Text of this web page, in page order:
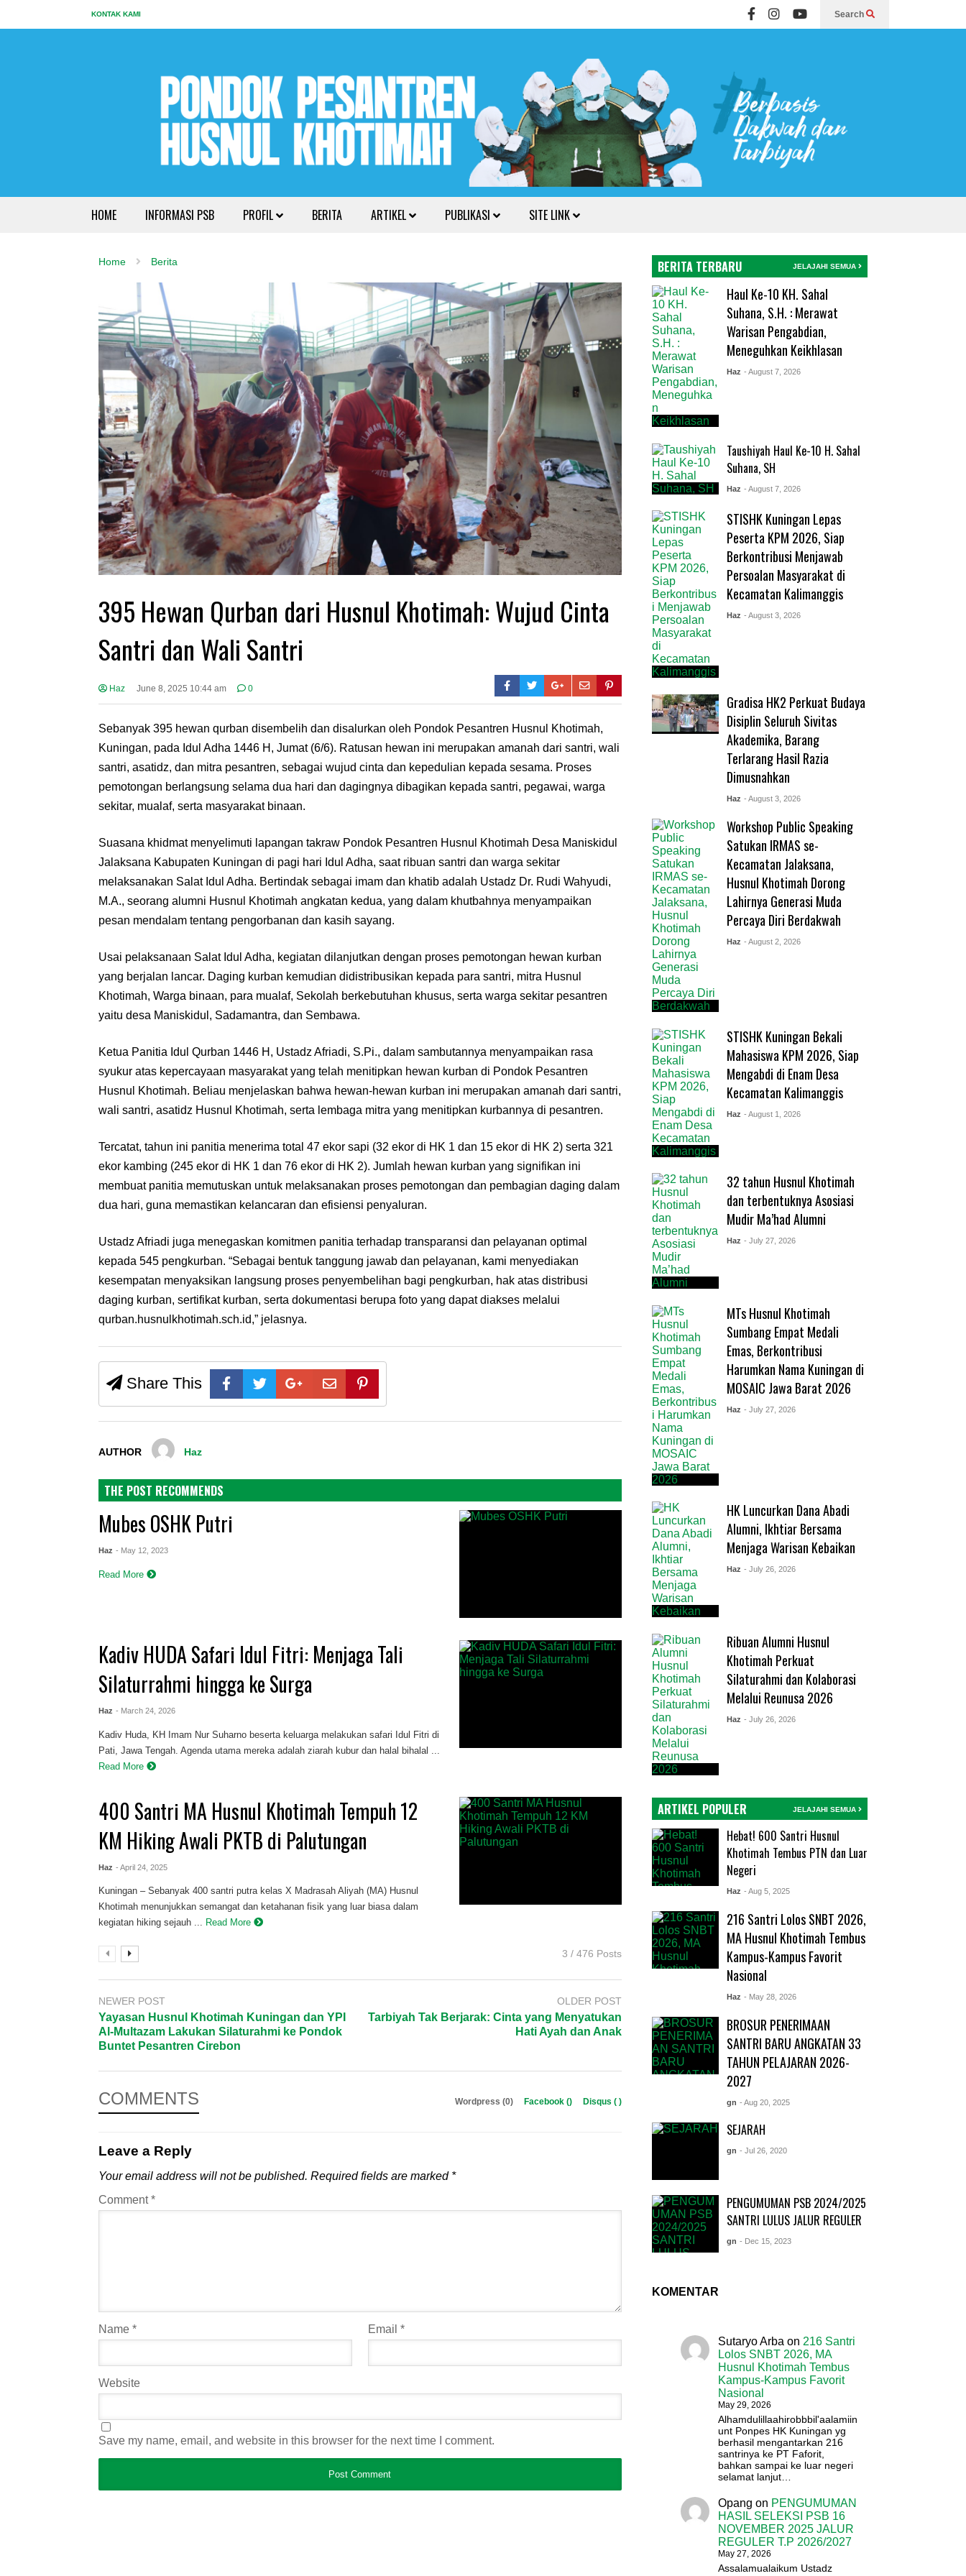
KONTAK KAMI Search
HOME INFORMASI PSB PROFIL BERITA ARTIKEL PUBLIKASI SITE LINK
Home Berita
395 Hewan Qurban dari Husnul Khotimah: Wujud Cinta
Santri dan Wali Santri
Haz June 8, 2025 10:44 am 0
Sebanyak 395 hewan qurban disembelih dan disalurkan oleh Pondok Pesantren Husnul Khotimah,
Kuningan, pada Idul Adha 1446 H, Jumat (6/6). Ratusan hewan ini merupakan amanah dari santri, wali
santri, asatidz, dan mitra pesantren, sebagai wujud cinta dan kepedulian kepada sesama. Proses
pemotongan berlangsung selama dua hari dan dagingnya dibagikan kepada santri, pegawai, warga
sekitar, mualaf, serta masyarakat binaan.
Suasana khidmat menyelimuti lapangan takraw Pondok Pesantren Husnul Khotimah Desa Maniskidul
Jalaksana Kabupaten Kuningan di pagi hari Idul Adha, saat ribuan santri dan warga sekitar
melaksanakan Salat Idul Adha. Bertindak sebagai imam dan khatib adalah Ustadz Dr. Rudi Wahyudi,
M.A., seorang alumni Husnul Khotimah angkatan kedua, yang dalam khutbahnya menyampaikan
pesan mendalam tentang pengorbanan dan kasih sayang.
Usai pelaksanaan Salat Idul Adha, kegiatan dilanjutkan dengan proses pemotongan hewan kurban
yang berjalan lancar. Daging kurban kemudian didistribusikan kepada para santri, mitra Husnul
Khotimah, Warga binaan, para mualaf, Sekolah berkebutuhan khusus, serta warga sekitar pesantren
yaitu desa Maniskidul, Sadamantra, dan Sembawa.
Ketua Panitia Idul Qurban 1446 H, Ustadz Afriadi, S.Pi., dalam sambutannya menyampaikan rasa
syukur atas kepercayaan masyarakat yang telah menitipkan hewan kurban di Pondok Pesantren
Husnul Khotimah. Beliau menjelaskan bahwa hewan-hewan kurban ini merupakan amanah dari santri,
wali santri, asatidz Husnul Khotimah, serta lembaga mitra yang menitipkan kurbannya di pesantren.
Tercatat, tahun ini panitia menerima total 47 ekor sapi (32 ekor di HK 1 dan 15 ekor di HK 2) serta 321
ekor kambing (245 ekor di HK 1 dan 76 ekor di HK 2). Jumlah hewan kurban yang signifikan ini
membuat panitia memutuskan untuk melaksanakan proses pemotongan dan pembagian daging dalam
dua hari, guna memastikan kelancaran dan efisiensi penyaluran.
Ustadz Afriadi juga menegaskan komitmen panitia terhadap transparansi dan pelayanan optimal
kepada 545 pengkurban. “Sebagai bentuk tanggung jawab dan pelayanan, kami menyediakan
kesempatan menyaksikan langsung proses penyembelihan bagi pengkurban, hak atas distribusi
daging kurban, sertifikat kurban, serta dokumentasi berupa foto yang dapat diakses melalui
qurban.husnulkhotimah.sch.id,” jelasnya.
Share This
AUTHOR Haz
THE POST RECOMMENDS
Mubes OSHK Putri
Haz - May 12, 2023
Read More
Kadiv HUDA Safari Idul Fitri: Menjaga Tali
Silaturrahmi hingga ke Surga
Haz - March 24, 2026
‎Kadiv Huda, KH Imam Nur Suharno beserta keluarga melakukan safari Idul Fitri di
Pati, Jawa Tengah. Agenda utama mereka adalah ziarah kubur dan halal bihalal ...
Read More
400 Santri MA Husnul Khotimah Tempuh 12
KM Hiking Awali PKTB di Palutungan
Haz - April 24, 2025
Kuningan – Sebanyak 400 santri putra kelas X Madrasah Aliyah (MA) Husnul
Khotimah menunjukkan semangat dan ketahanan fisik yang luar biasa dalam
kegiatan hiking sejauh ... Read More
3 / 476 Posts
NEWER POST
Yayasan Husnul Khotimah Kuningan dan YPI
Al-Multazam Lakukan Silaturahmi ke Pondok
Buntet Pesantren Cirebon
OLDER POST
Tarbiyah Tak Berjarak: Cinta yang Menyatukan
Hati Ayah dan Anak
COMMENTS Wordpress (0) Facebook () Disqus ( )
Leave a Reply
Your email address will not be published. Required fields are marked *
Comment*
Name * Email *
Website
Save my name, email, and website in this browser for the next time I comment.
BERITA TERBARU JELAJAHI SEMUA
Haul Ke-10 KH. Sahal
Suhana, S.H. : Merawat
Warisan Pengabdian,
Meneguhkan Keikhlasan
Haz - August 7, 2026
Taushiyah Haul Ke-10 H. Sahal
Suhana, SH
Haz - August 7, 2026
STISHK Kuningan Lepas
Peserta KPM 2026, Siap
Berkontribusi Menjawab
Persoalan Masyarakat di
Kecamatan Kalimanggis
Haz - August 3, 2026
Gradisa HK2 Perkuat Budaya
Disiplin Seluruh Sivitas
Akademika, Barang
Terlarang Hasil Razia
Dimusnahkan
Haz - August 3, 2026
Workshop Public Speaking
Satukan IRMAS se-
Kecamatan Jalaksana,
Husnul Khotimah Dorong
Lahirnya Generasi Muda
Percaya Diri Berdakwah
Haz - August 2, 2026
STISHK Kuningan Bekali
Mahasiswa KPM 2026, Siap
Mengabdi di Enam Desa
Kecamatan Kalimanggis
Haz - August 1, 2026
32 tahun Husnul Khotimah
dan terbentuknya Asosiasi
Mudir Ma’had Alumni
Haz - July 27, 2026
MTs Husnul Khotimah
Sumbang Empat Medali
Emas, Berkontribusi
Harumkan Nama Kuningan di
MOSAIC Jawa Barat 2026
Haz - July 27, 2026
HK Luncurkan Dana Abadi
Alumni, Ikhtiar Bersama
Menjaga Warisan Kebaikan
Haz - July 26, 2026
Ribuan Alumni Husnul
Khotimah Perkuat
Silaturahmi dan Kolaborasi
Melalui Reunusa 2026
Haz - July 26, 2026
ARTIKEL POPULER JELAJAHI SEMUA
Hebat! 600 Santri Husnul
Khotimah Tembus PTN dan Luar
Negeri
Haz - Aug 5, 2025
216 Santri Lolos SNBT 2026,
MA Husnul Khotimah Tembus
Kampus-Kampus Favorit
Nasional
Haz - May 28, 2026
BROSUR PENERIMAAN
SANTRI BARU ANGKATAN 33
TAHUN PELAJARAN 2026-
2027
gn - Aug 20, 2025
SEJARAH
gn - Jul 26, 2020
PENGUMUMAN PSB 2024/2025
SANTRI LULUS JALUR REGULER
gn - Dec 15, 2023
KOMENTAR
Sutaryo Arba on 216 Santri
Lolos SNBT 2026, MA
Husnul Khotimah Tembus
Kampus-Kampus Favorit
Nasional
May 29, 2026
Alhamdulillaahirobbbil'aalamiin
unt Ponpes HK Kuningan yg
berhasil mengantarkan 216
santrinya ke PT Faforit,
bahkan sampai ke luar negeri
selamat lanjut…
Opang on PENGUMUMAN
HASIL SELEKSI PSB 16
NOVEMBER 2025 JALUR
REGULER T.P 2026/2027
May 27, 2026
Assalamualaikum Ustadz